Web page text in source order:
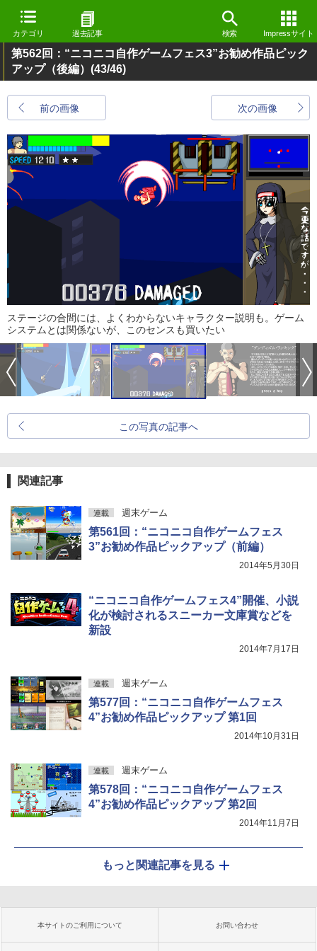
カテゴリ 過去記事 検索 Impressサイト
第562回：“ニコニコ自作ゲームフェス3”お勧め作品ピック
アップ（後編） (43/46)
前の画像 次の画像
ステージの合間には、よくわからないキャラクター説明も。ゲーム
システムとは関係ないが、このセンスも買いたい
この写真の記事へ
関連記事
連載 週末ゲーム
第561回：“ニコニコ自作ゲームフェス
3”お勧め作品ピックアップ（前編）
2014年5月30日
“ニコニコ自作ゲームフェス4”開催、小説
化が検討されるスニーカー文庫賞などを
新設
2014年7月17日
連載 週末ゲーム
第577回：“ニコニコ自作ゲームフェス
4”お勧め作品ピックアップ 第1回
2014年10月31日
連載 週末ゲーム
第578回：“ニコニコ自作ゲームフェス
4”お勧め作品ピックアップ 第2回
2014年11月7日
もっと関連記事を見る
本サイトのご利用について お問い合わせ